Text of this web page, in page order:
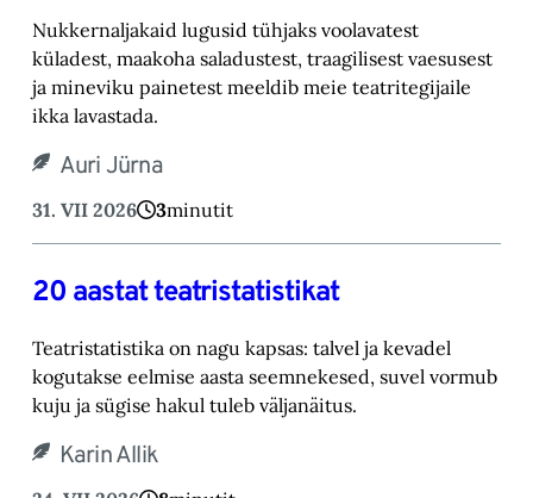
Nukkernaljakaid lugusid tühjaks voolavatest
küladest, maakoha saladustest, traagilisest vaesusest
ja mineviku painetest meeldib meie teatritegijaile
ikka lavastada.
Auri Jürna
31. VII 2026 3minutit
20 aastat teatristatistikat
Teatristatistika on nagu kapsas: talvel ja kevadel
kogutakse eelmise aasta seemnekesed, suvel vormub
kuju ja sügise hakul tuleb väljanäitus.
Karin Allik